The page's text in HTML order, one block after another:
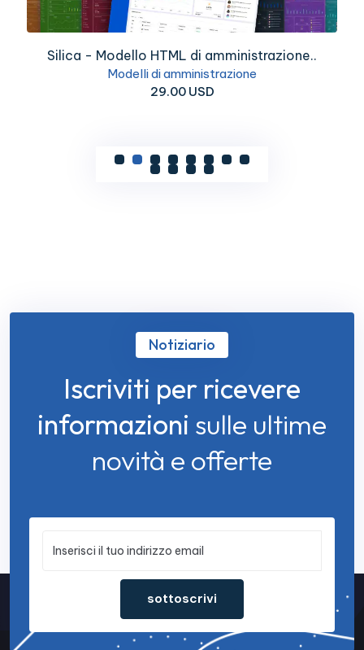
Silica - Modello HTML di amministrazione..
Modelli di amministrazione
29.00 USD
Notiziario
Iscriviti per ricevere
informazioni sulle ultime
novità e offerte
sottoscrivi